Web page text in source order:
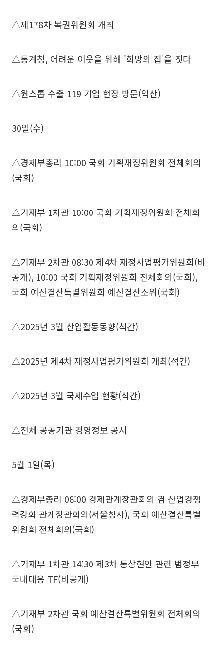
△제178차 복권위원회 개최
△통계청, 어려운 이웃을 위해 '희망의 집'을 짓다
△원스톱 수출 119 기업 현장 방문(익산)
30일(수)
△경제부총리 10:00 국회 기획재정위원회 전체회의
(국회)
△기재부 1차관 10:00 국회 기획재정위원회 전체회
의(국회)
△기재부 2차관 08:30 제4차 재정사업평가위원회(비
공개), 10:00 국회 기획재정위원회 전체회의(국회),
국회 예산결산특별위원회 예산결산소위(국회)
△2025년 3월 산업활동동향(석간)
△2025년 제4차 재정사업평가위원회 개최(석간)
△2025년 3월 국세수입 현황(석간)
△전체 공공기관 경영정보 공시
5월 1일(목)
△경제부총리 08:00 경제관계장관회의 겸 산업경쟁
력강화 관계장관회의(서울청사), 국회 예산결산특별
위원회 전체회의(국회)
△기재부 1차관 14:30 제3차 통상현안 관련 범정부
국내대응 TF(비공개)
△기재부 2차관 국회 예산결산특별위원회 전체회의
(국회)